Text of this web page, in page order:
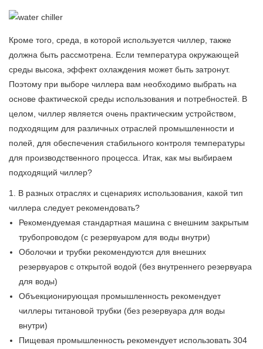
Кроме того, среда, в которой используется чиллер, также
должна быть рассмотрена. Если температура окружающей
среды высока, эффект охлаждения может быть затронут.
Поэтому при выборе чиллера вам необходимо выбрать на
основе фактической среды использования и потребностей. В
целом, чиллер является очень практическим устройством,
подходящим для различных отраслей промышленности и
полей, для обеспечения стабильного контроля температуры
для производственного процесса. Итак, как мы выбираем
подходящий чиллер?
1. В разных отраслях и сценариях использования, какой тип
чиллера следует рекомендовать?
Рекомендуемая стандартная машина с внешним закрытым
трубопроводом (с резервуаром для воды внутри)
Оболочки и трубки рекомендуются для внешних
резервуаров с открытой водой (без внутреннего резервуара
для воды)
Объекционирующая промышленность рекомендует
чиллеры титановой трубки (без резервуара для воды
внутри)
Пищевая промышленность рекомендует использовать 304